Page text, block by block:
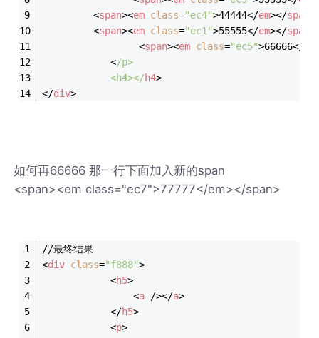
<span><em class="ec4">44444</em></span
<span><em class="ec1">55555</em></span
<span><em class="ec5">66666</
</p>
<h4></h4>
</div>
如何再66666 那一行下面加入新的span
<span><em class="ec7">77777</em></span>
//最终结果
<div class="f888">
<h5>
<a /></a>
</h5>
<p>